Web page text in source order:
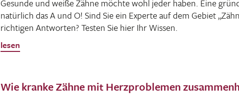
Gesunde und weiße Zähne möchte wohl jeder haben. Eine
natür­lich das A und O! Sind Sie ein Experte auf dem Gebiet
rich­tigen Antworten? Testen Sie hier Ihr Wissen.
lesen
Wie kranke Zähne mit Herzproblemen